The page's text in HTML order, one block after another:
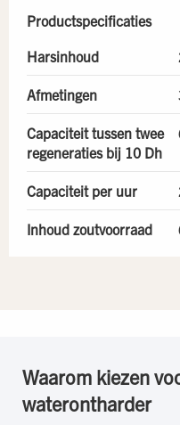
Productspecificaties
Harsinhoud
Afmetingen
Capaciteit tussen twee
regeneraties bij 10 Dh
Capaciteit per uur
Inhoud zoutvoorraad
Waarom kiezen
waterontharder